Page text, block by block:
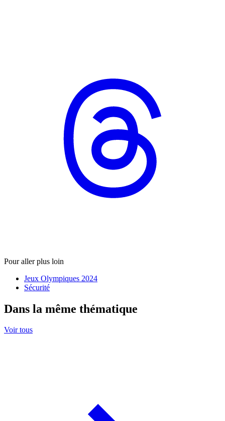
Pour aller plus loin
Jeux Olympiques 2024
Sécurité
Dans la même thématique
Voir tous